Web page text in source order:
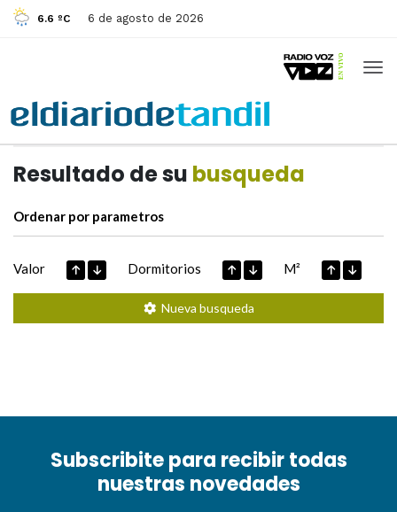
6.6 ºC 6 de agosto de 2026
Resultado de su busqueda
Ordenar por parametros
Valor Dormitorios M²
Nueva busqueda
Subscribite para recibir todas
nuestras novedades